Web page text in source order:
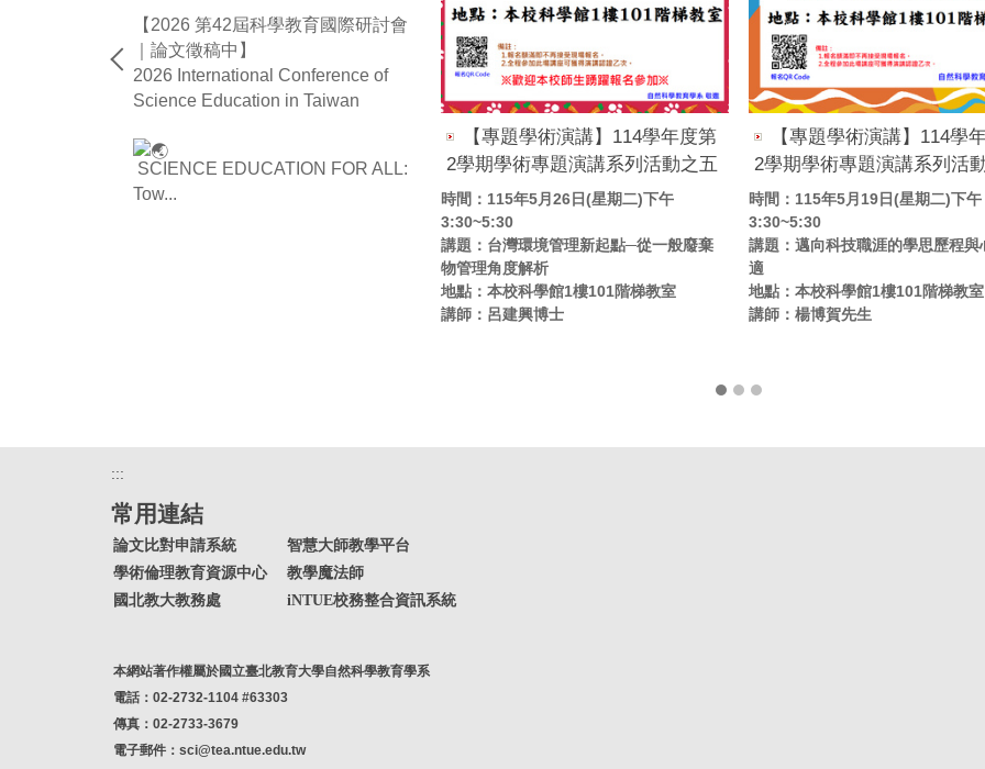
【2026 第42屆科學教育國際研討會
｜論文徵稿中】
2026 International Conference of
Science Education in Taiwan
SCIENCE EDUCATION FOR ALL:
Tow...
【專題學術演講】114學年度第
2學期學術專題演講系列活動之五
時間：115年5月26日(星期二)下午
3:30~5:30
講題：台灣環境管理新起點─從一般廢棄
物管理角度解析
地點：本校科學館1樓101階梯教室
講師：呂建興博士
【專題學術演講】114學
2學期學術專題演講系列活
時間：115年5月19日(星期二)下午
3:30~5:30
講題：邁向科技職涯的學思歷程與
適
地點：本校科學館1樓101階梯教室
講師：楊博賀先生
:::
常用連結
論文比對申請系統
智慧大師教學平台
學術倫理教育資源中心
教學魔法師
國北教大教務處
iNTUE校務整合資訊系統
本網站著作權屬於國立臺北教育大學自然科學教育學系
電話：02-2732-1104 #63303
傳真：02-2733-3679
電子郵件：sci@tea.ntue.edu.tw